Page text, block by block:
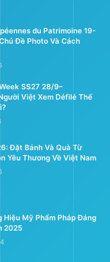
du Patrimoine 19-
Đề Photo Và Cách
SS27 28/9–
Việt Xem Défilé Thế
Đặt Bánh Và Quà Từ
Yêu Thương Về Việt Nam
Hiệu Mỹ Phẩm Pháp Đáng
2025